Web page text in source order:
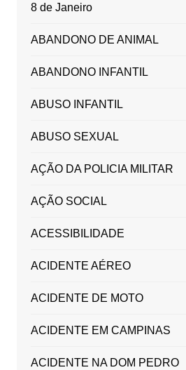
8 de Janeiro
ABANDONO DE ANIMAL
ABANDONO INFANTIL
ABUSO INFANTIL
ABUSO SEXUAL
AÇÃO DA POLICIA MILITAR
AÇÃO SOCIAL
ACESSIBILIDADE
ACIDENTE AÉREO
ACIDENTE DE MOTO
ACIDENTE EM CAMPINAS
ACIDENTE NA DOM PEDRO